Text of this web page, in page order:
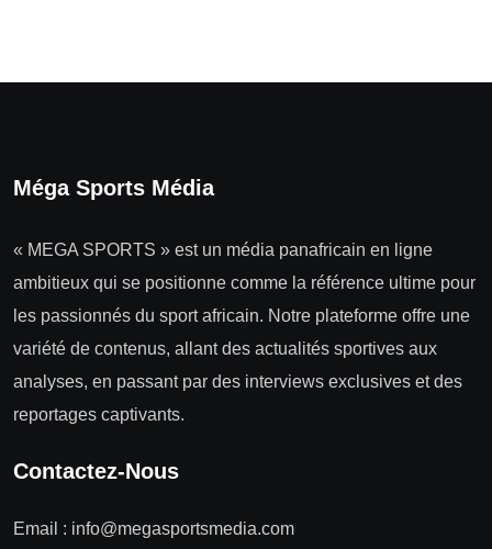
Méga Sports Média
« MEGA SPORTS » est un média panafricain en ligne
ambitieux qui se positionne comme la référence ultime pour
les passionnés du sport africain. Notre plateforme offre une
variété de contenus, allant des actualités sportives aux
analyses, en passant par des interviews exclusives et des
reportages captivants.
Contactez-Nous
Email : info@megasportsmedia.com